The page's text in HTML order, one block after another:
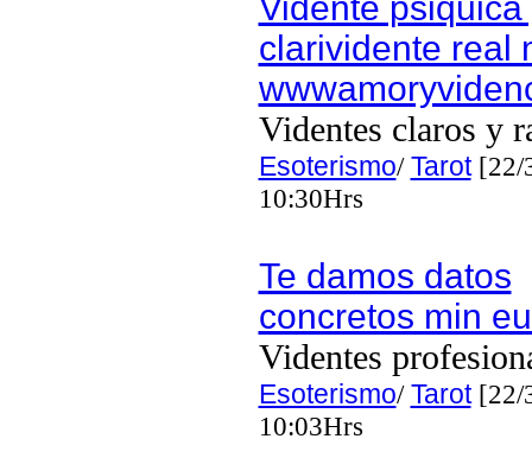
clarividente real
Videntes claros y
Esoterismo/Tarot[22/
10:30Hrs
Te damos datos
concretos min
Videntes
Esoterismo/Tarot[22/
10:03Hrs